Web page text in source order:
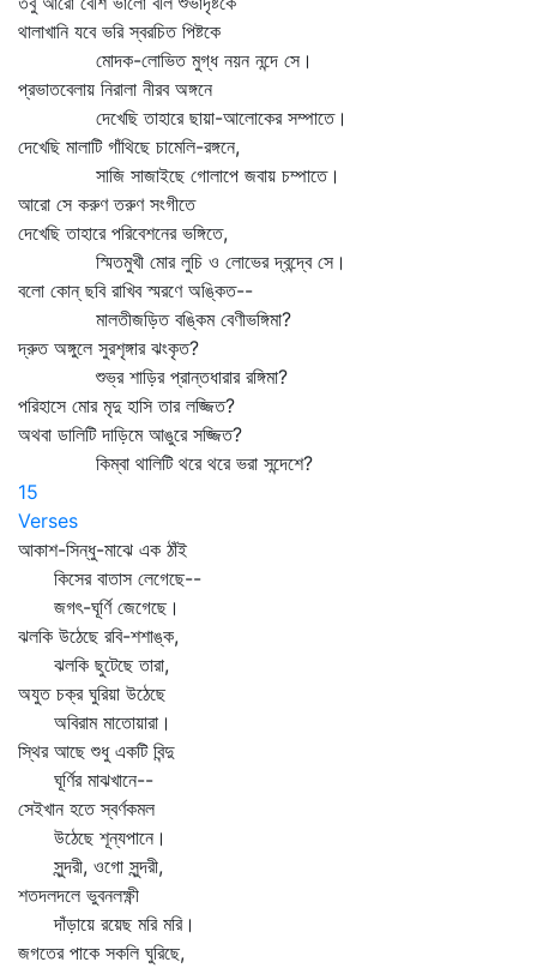
থালাখানি যবে ভরি স্বরচিত পিষ্টকে
মোদক-লোভিত মুগ্ধ নয়ন নন্দে সে।
প্রভাতবেলায় নিরালা নীরব অঙ্গনে
দেখেছি তাহারে ছায়া-আলোকের সম্পাতে।
দেখেছি মালাটি গাঁথিছে চামেলি-রঙ্গনে,
সাজি সাজাইছে গোলাপে জবায় চম্পাতে।
আরো সে করুণ তরুণ সংগীতে
দেখেছি তাহারে পরিবেশনের ভঙ্গিতে,
স্মিতমুখী মোর লুচি ও লোভের দ্বন্দ্বে সে।
বলো কোন্‌ ছবি রাখিব স্মরণে অঙ্কিত--
মালতীজড়িত বঙ্কিম বেণীভঙ্গিমা?
দ্রুত অঙ্গুলে সুরশৃঙ্গার ঝংকৃত?
শুভ্র শাড়ির প্রান্তধারার রঙ্গিমা?
পরিহাসে মোর মৃদু হাসি তার লজ্জিত?
অথবা ডালিটি দাড়িমে আঙুরে সজ্জিত?
কিম্বা থালিটি থরে থরে ভরা সন্দেশে?
15
Verses
আকাশ-সিন্ধু-মাঝে এক ঠাঁই
কিসের বাতাস লেগেছে--
জগৎ-ঘূর্ণি জেগেছে।
ঝলকি উঠেছে রবি-শশাঙ্ক,
ঝলকি ছুটেছে তারা,
অযুত চক্র ঘুরিয়া উঠেছে
অবিরাম মাতোয়ারা।
স্থির আছে শুধু একটি বিন্দু
ঘূর্ণির মাঝখানে--
সেইখান হতে স্বর্ণকমল
উঠেছে শূন্যপানে।
সুন্দরী, ওগো সুন্দরী,
শতদলদলে ভুবনলক্ষ্ণী
দাঁড়ায়ে রয়েছ মরি মরি।
জগতের পাকে সকলি ঘুরিছে,